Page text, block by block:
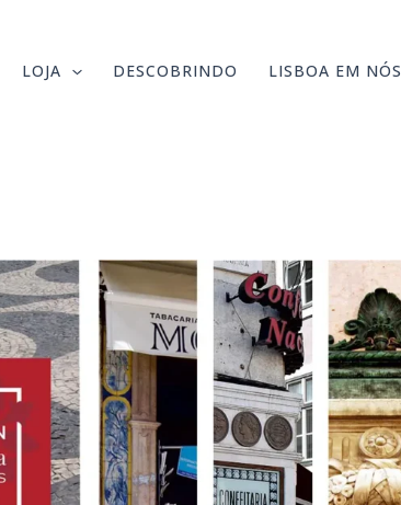
LOJA DESCOBRINDO LISBOA EM NÓS